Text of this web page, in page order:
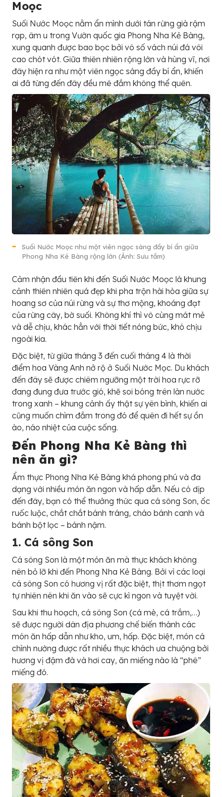
Moọc
Suối Nước Moọc nằm ẩn mình dưới tán rừng già rậm
rạp, âm u trong Vườn quốc gia Phong Nha Kẻ Bàng,
xung quanh được bao bọc bởi vô số vách núi đá vôi
cao chót vót. Giữa thiên nhiên rộng lớn và hùng vĩ, nơi
đây hiện ra như một viên ngọc sáng đầy bí ẩn, khiến
ai đã từng đến đây đều mê đắm không thể quên.
Suối Nước Moọc như một viên ngọc sáng đầy bí ẩn giữa
Phong Nha Kẻ Bàng rộng lớn (Ảnh: Sưu tầm)
Cảm nhận đầu tiên khi đến Suối Nước Moọc là khung
cảnh thiên nhiên quá đẹp khi pha trộn hài hòa giữa sự
hoang sơ của núi rừng và sự thơ mộng, khoáng đạt
của rừng cây, bờ suối. Không khí thì vô cùng mát mẻ
và dễ chịu, khác hẳn với thời tiết nóng bức, khó chịu
ngoài kia.
Đặc biệt, từ giữa tháng 3 đến cuối tháng 4 là thời
điểm hoa Vàng Anh nở rộ ở Suối Nước Mọc. Du khách
đến đây sẽ được chiêm ngưỡng một trời hoa rực rỡ
đang đung đưa trước gió, khẽ soi bóng trên làn nước
trong xanh – khung cảnh ấy thật sự yên bình, khiến ai
cũng muốn chìm đắm trong đó để quên đi hết sự ồn
ào, náo nhiệt của cuộc sống.
Đến Phong Nha Kẻ Bàng thì
nên ăn gì?
Ẩm thực Phong Nha Kẻ Bàng khá phong phú và đa
dạng với nhiều món ăn ngon và hấp dẫn. Nếu có dịp
đến đây, bạn có thể thưởng thức qua cá sông Son, ốc
ruốc luộc, chắt chắt bánh tráng, cháo bánh canh và
bánh bột lọc – bánh nậm.
1. Cá sông Son
Cá sông Son là một món ăn mà thực khách không
nên bỏ lỡ khi đến Phong Nha Kẻ Bàng. Bởi vì các loại
cá sông Son có hương vị rất đặc biệt, thịt thơm ngọt
tự nhiên nên khi ăn vào sẽ cực kì ngon và tuyệt vời.
Sau khi thu hoạch, cá sông Son (cá mè, cá trắm,…)
sẽ được người dân địa phương chế biến thành các
món ăn hấp dẫn như kho, um, hấp. Đặc biệt, món cá
chình nướng được rất nhiều thực khách ưa chuộng bởi
hương vị đậm đà và hơi cay, ăn miếng nào là “phê”
miếng đó.